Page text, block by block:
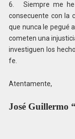
6. Siempre me he
consecuente con la
que nunca le pegué
cometen una
investiguen los
fe.
Atentamente,
José Guillermo